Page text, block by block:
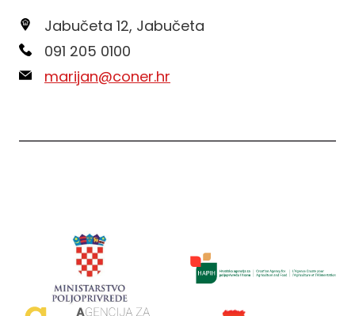
Jabučeta 12, Jabučeta
091 205 0100
marijan@coner.hr